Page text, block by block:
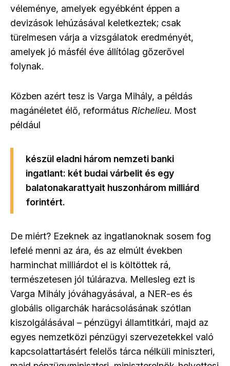
véleménye, amelyek egyébként éppen a
devizások lehúzásával keletkeztek; csak
türelmesen várja a vizsgálatok eredményét,
amelyek jó másfél éve állítólag gőzerővel
folynak.
Közben azért tesz is Varga Mihály, a példás
magánéletet élő, református Richelieu. Most
például
készül eladni három nemzeti banki
ingatlant: két budai várbelit és egy
balatonakarattyait huszonhárom milliárd
forintért.
De miért? Ezeknek az ingatlanoknak sosem fog
lefelé menni az ára, és az elmúlt években
harminchat milliárdot el is költöttek rá,
természetesen jól túlárazva. Mellesleg ezt is
Varga Mihály jóváhagyásával, a NER-es és
globális oligarchák harácsolásának szótlan
kiszolgálásával – pénzügyi államtitkári, majd az
egyes nemzetközi pénzügyi szervezetekkel való
kapcsolattartásért felelős tárca nélküli miniszteri,